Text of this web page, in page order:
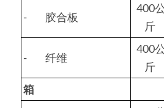
- 胶合板
400
斤
- 纤维
400
斤
箱